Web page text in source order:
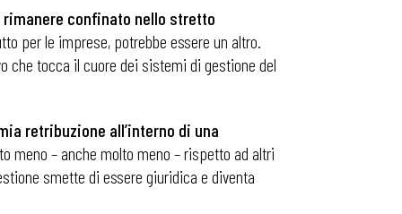
confinato nello stretto
per le imprese, potrebbe essere un altro.
che tocca il cuore dei sistemi di gestione del
retribuzione all’interno di una
meno – anche molto meno – rispetto ad altri
smette di essere giuridica e diventa